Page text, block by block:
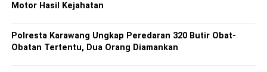
Motor Hasil Kejahatan
Polresta Karawang Ungkap Peredaran 320 Butir Obat-
Obatan Tertentu, Dua Orang Diamankan